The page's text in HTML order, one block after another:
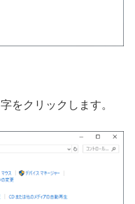
をクリックします。